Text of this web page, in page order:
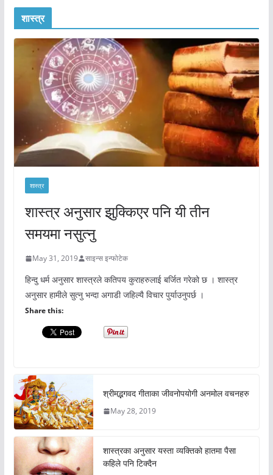
शास्त्र
शास्त्र
शास्त्र अनुसार झुक्किएर पनि यी तीन
समयमा नसुत्नु
May 31, 2019 साइन्स इन्फोटेक
हिन्दु धर्म अनुसार शास्त्रले कतिपय कुराहरुलाई बर्जित गरेको छ । शास्त्र
अनुसार हामीले सुत्नु भन्दा अगाडी जहिल्यै विचार पुर्याउनुपर्छ ।
Share this:
श्रीमद्भगवद गीताका जीवनोपयोगी अनमोल वचनहरु
May 28, 2019
शास्त्रका अनुसार यस्ता व्यक्तिको हातमा पैसा
कहिले पनि टिक्दैन